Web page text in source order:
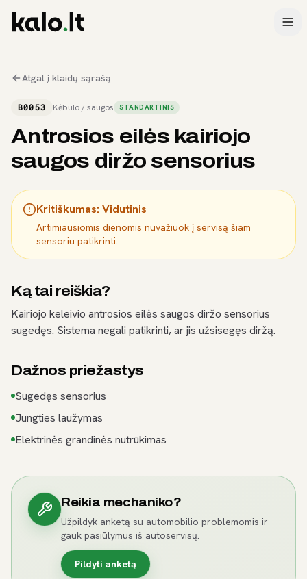
Atgal į klaidų sąrašą
B0053 Kėbulo / saugos STANDARTINIS
Antrosios eilės kairiojo
saugos diržo sensorius
Kritiškumas: Vidutinis
Artimiausiomis dienomis nuvažiuok į servisą šiam
sensoriu patikrinti.
Ką tai reiškia?
Kairiojo keleivio antrosios eilės saugos diržo sensorius
sugedęs. Sistema negali patikrinti, ar jis užsisegęs diržą.
Dažnos priežastys
Sugedęs sensorius
Jungties laužymas
Elektrinės grandinės nutrūkimas
Reikia mechaniko?
Užpildyk anketą su automobilio problemomis ir
gauk pasiūlymus iš autoservisų.
Pildyti anketą